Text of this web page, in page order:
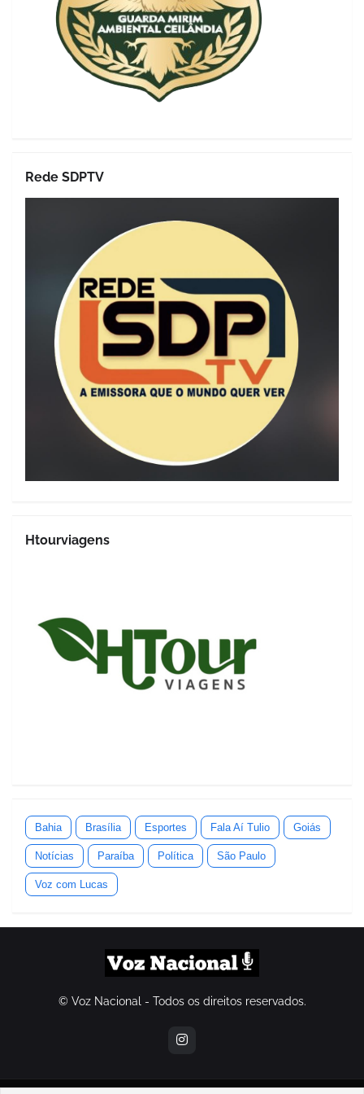
Rede SDPTV
Htourviagens
Bahia Brasília Esportes Fala Aí Tulio Goiás
Notícias Paraíba Política São Paulo
Voz com Lucas
© Voz Nacional - Todos os direitos reservados.